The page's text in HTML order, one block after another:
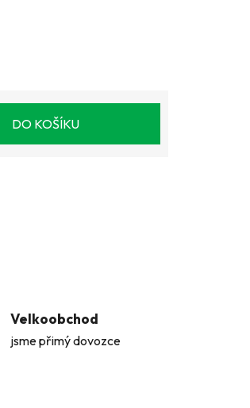
DO KOŠÍKU
Velkoobchod
jsme přimý dovozce